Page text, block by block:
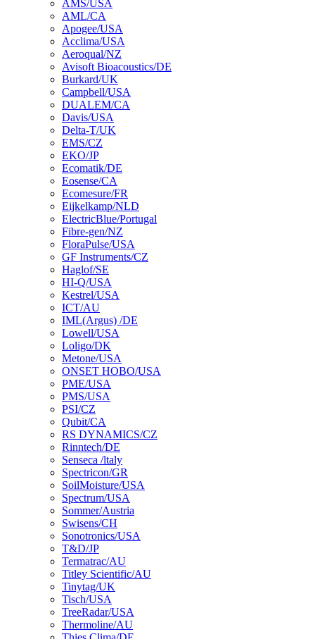
AMS/USA
AML/CA
Apogee/USA
Acclima/USA
Aeroqual/NZ
Avisoft Bioacoustics/DE
Burkard/UK
Campbell/USA
DUALEM/CA
Davis/USA
Delta-T/UK
EMS/CZ
EKO/JP
Ecomatik/DE
Eosense/CA
Ecomesure/FR
Eijkelkamp/NLD
ElectricBlue/Portugal
Fibre-gen/NZ
FloraPulse/USA
GF Instruments/CZ
Haglof/SE
HI-Q/USA
Kestrel/USA
ICT/AU
IML(Argus) /DE
Lowell/USA
Loligo/DK
Metone/USA
ONSET HOBO/USA
PME/USA
PMS/USA
PSI/CZ
Qubit/CA
RS DYNAMICS/CZ
Rinntech/DE
Senseca /ltaly
Spectricon/GR
SoilMoisture/USA
Spectrum/USA
Sommer/Austria
Swisens/CH
Sonotronics/USA
T&D/JP
Termatrac/AU
Titley Scientific/AU
Tinytag/UK
Tisch/USA
TreeRadar/USA
Thermoline/AU